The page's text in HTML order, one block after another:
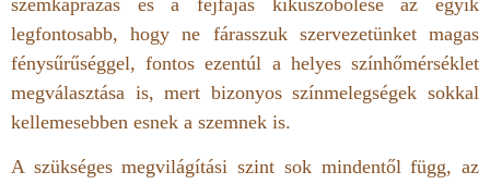
legfontosabb, hogy ne fárasszuk szervezetünket magas
fénysűrűséggel, fontos ezentúl a helyes színhőmérséklet
megválasztása is, mert bizonyos színmelegségek sokkal
kellemesebben esnek a szemnek is.
A szükséges megvilágítási szint sok mindentől függ, az